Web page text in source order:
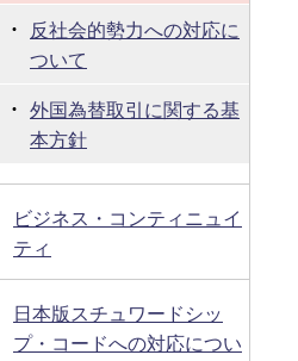
反社会的勢力への対応に
ついて
外国為替取引に関する基
本方針
ビジネス・コンティニュイ
ティ
日本版スチュワードシッ
プ・コードへの対応につい